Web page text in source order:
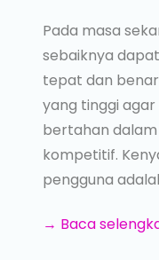
Pada masa
sebaiknya
tepat dan
yang tinggi
bertahan
kompetitif.
pengguna
→ Baca